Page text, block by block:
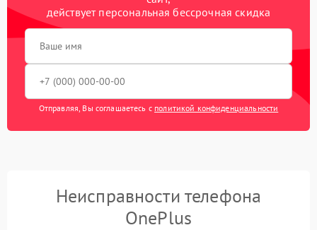
действует персональная бессрочная скидка
Отправляя, Вы соглашаетесь с политикой конфиденциальности
Неисправности телефона
OnePlus